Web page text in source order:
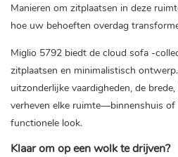
Manieren om zitplaatsen in deze
hoe uw behoeften overdag
Miglio 5792 biedt de cloud sofa -
zitplaatsen en minimalistisch
uitzonderlijke vaardigheden, de
verheven elke ruimte—binnenshuis
functionele look.
Klaar om op een wolk te drijven?